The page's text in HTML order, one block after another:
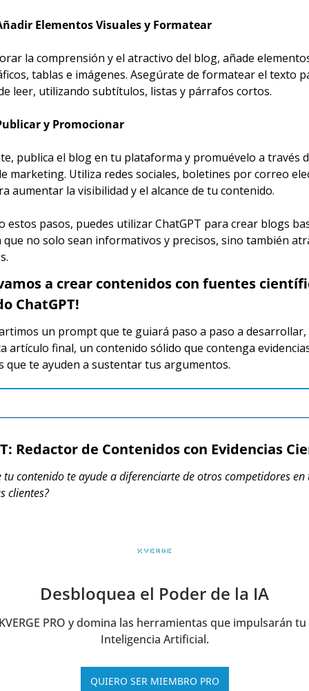
Elementos Visuales y Formatear
la comprensión y el atractivo del blog, añade
tablas e imágenes. Asegúrate de formatear el texto
leer, utilizando subtítulos, listas y párrafos cortos.
y Promocionar
publica el blog en tu plataforma y promuévelo a través
marketing. Utiliza redes sociales, boletines por correo
aumentar la visibilidad y el alcance de tu contenido.
estos pasos, puedes utilizar ChatGPT para crear blogs
que no solo sean informativos y precisos, sino también
a crear contenidos con fuentes
ChatGPT!
un prompt que te guiará paso a paso a desarrollar,
artículo final, un contenido sólido que contenga
que te ayuden a sustentar tus argumentos.
Redactor de Contenidos con Evidencias
tu contenido te ayude a diferenciarte de otros competidores
clientes?
Desbloquea el Poder de la IA
PRO y domina las herramientas que impulsarán
Inteligencia Artificial.
QUIERO SER MIEMBRO PRO